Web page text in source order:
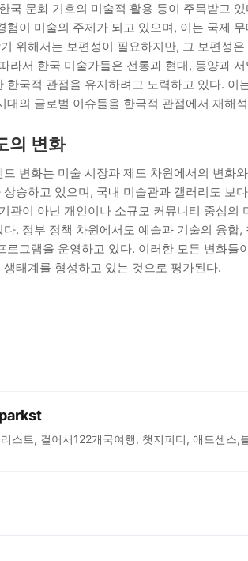
국 문화 기호의 미술적 활용 등이 주목받고
험이 미술의 주제가 되고 있으며, 이는 국제
위해서는 보편성이 필요하지만, 그 보편성
라서 한국 미술가들은 전통과 현대, 동양과
한국적 관점을 유지하려고 노력하고 있다. 이
대의 글로벌 이슈들을 한국적 관점에서 재해
의 변화
변화는 미술 시장과 제도 차원에서의 변화
승하고 있으며, 국내 미술관과 갤러리도 보
관이 아닌 개인이나 소규모 커뮤니티 중심의
. 정부 정책 차원에서도 예술과 기술의 융합
로그램을 운영하고 있다. 이러한 모든 변화
태계를 형성하고 있는 것으로 평가된다.
스트, 걸어서122개국여행, 챗지피티, 애드센스,